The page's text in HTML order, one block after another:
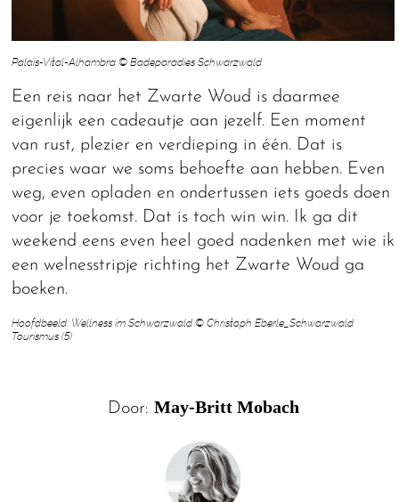
Palais-Vital-Alhambra © Badeparadies Schwarzwald
Een reis naar het Zwarte Woud is daarmee
eigenlijk een cadeautje aan jezelf. Een moment
van rust, plezier en verdieping in één. Dat is
precies waar we soms behoefte aan hebben. Even
weg, even opladen en ondertussen iets goeds doen
voor je toekomst. Dat is toch win win. Ik ga dit
weekend eens even heel goed nadenken met wie ik
een welnesstripje richting het Zwarte Woud ga
boeken.
Hoofdbeeld: Wellness im Schwarzwald © Christoph Eberle_Schwarzwald
Tourismus (5)
Door: May-Britt Mobach